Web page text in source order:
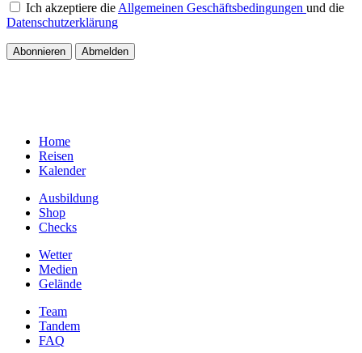
Ich akzeptiere dieAllgemeinen Geschäftsbedingungen und die
Datenschutzerklärung
Home
Reisen
Kalender
Ausbildung
Shop
Checks
Wetter
Medien
Gelände
Team
Tandem
FAQ